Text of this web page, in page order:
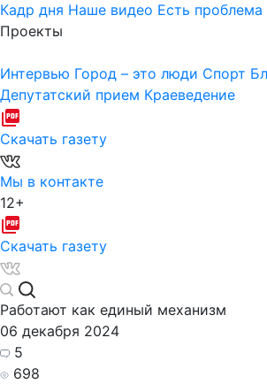
Кадр дня Наше видео Есть проблема
Проекты
Интервью Город – это люди Спорт
Депутатский прием Краеведение
Скачать газету
Мы в контакте
12+
Скачать газету
Работают как единый механизм
06 декабря 2024
5
698